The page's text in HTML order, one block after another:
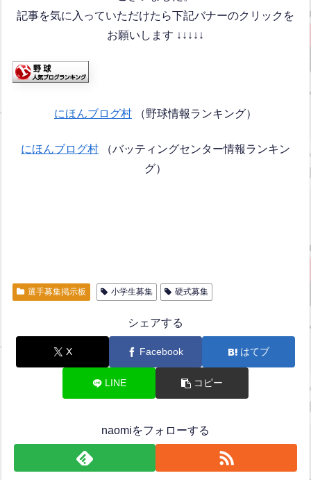
記事を気に入っていただけたら下記バナーのクリックを
お願いします ↓↓↓↓↓
にほんブログ村 （野球情報ランキング）
にほんブログ村 （バッティングセンター情報ランキン
グ）
選手募集掲示板 小学生募集 硬式募集
シェアする
X Facebook はてブ
LINE コピー
naomiをフォローする